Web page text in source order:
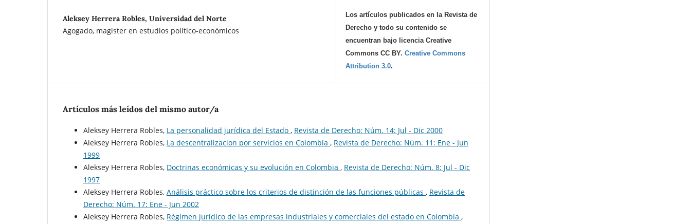
Aleksey Herrera Robles, Universidad del Norte
Agogado, magister en estudios político-económicos
Los artículos publicados en la Revista de
Derecho y todo su contenido se
encuentran bajo licencia Creative
Commons CC BY.Creative Commons
Attribution 3.0.
Artículos más leídos del mismo autor/a
Aleksey Herrera Robles, La personalidad jurídica del Estado , Revista de Derecho: Núm. 14: Jul - Dic 2000
Aleksey Herrera Robles, La descentralizacion por servicios en Colombia , Revista de Derecho: Núm. 11: Ene - Jun
1999
Aleksey Herrera Robles, Doctrinas económicas y su evolución en Colombia , Revista de Derecho: Núm. 8: Jul - Dic
1997
Aleksey Herrera Robles, Análisis práctico sobre los criterios de distinción de las funciones públicas , Revista de
Derecho: Núm. 17: Ene - Jun 2002
Aleksey Herrera Robles, Régimen jurídico de las empresas industriales y comerciales del estado en Colombia ,